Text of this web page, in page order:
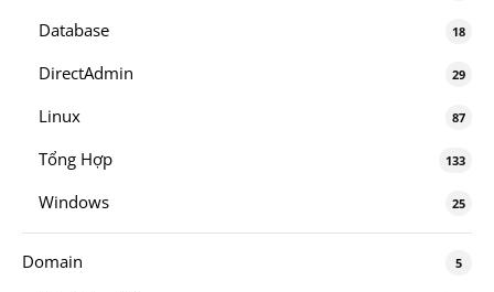
Database 18
DirectAdmin 29
Linux 87
Tổng Hợp 133
Windows 25
Domain 5